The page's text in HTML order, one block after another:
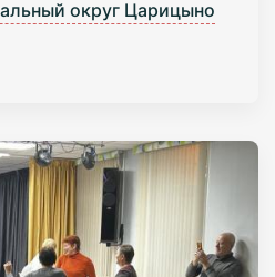
округ Царицыно